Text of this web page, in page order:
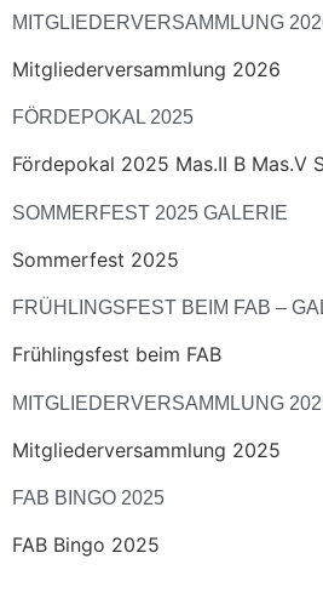
MITGLIEDERVERSAMMLUNG
Mitgliederversammlung 2026
FÖRDEPOKAL 2025
Fördepokal 2025 Mas.II B Mas.V
SOMMERFEST 2025 GALERIE
Sommerfest 2025
FRÜHLINGSFEST BEIM FAB –
Frühlingsfest beim FAB
MITGLIEDERVERSAMMLUNG
Mitgliederversammlung 2025
FAB BINGO 2025
FAB Bingo 2025